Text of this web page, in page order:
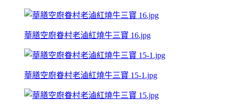
華膳空廚眷村老滷紅燒牛三寶 16.jpg
華膳空廚眷村老滷紅燒牛三寶 15-1.jpg